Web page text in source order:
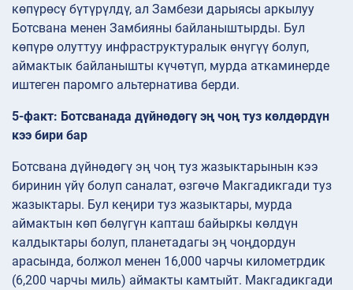
көпүрөсү бүтүрүлдү, ал Замбези дарыясы аркылуу
Ботсвана менен Замбияны байланыштырды. Бул
көпүрө олуттуу инфраструктуралык өнүгүү болуп,
аймактык байланышты күчөтүп, мурда аткаминерде
иштеген паромго альтернатива берди.
5-факт: Ботсванада дүйнөдөгү эң чоң туз көлдөрдүн
кээ бири бар
Ботсвана дүйнөдөгү эң чоң туз жазыктарынын кээ
биринин үйү болуп саналат, өзгөчө Макгадикгади туз
жазыктары. Бул кеңири туз жазыктары, мурда
аймактын көп бөлүгүн капташ байыркы көлдүн
калдыктары болуп, планетадагы эң чоңдордун
арасында, болжол менен 16,000 чарчы километрдик
(6,200 чарчы миль) аймакты камтыйт. Макгадикгади